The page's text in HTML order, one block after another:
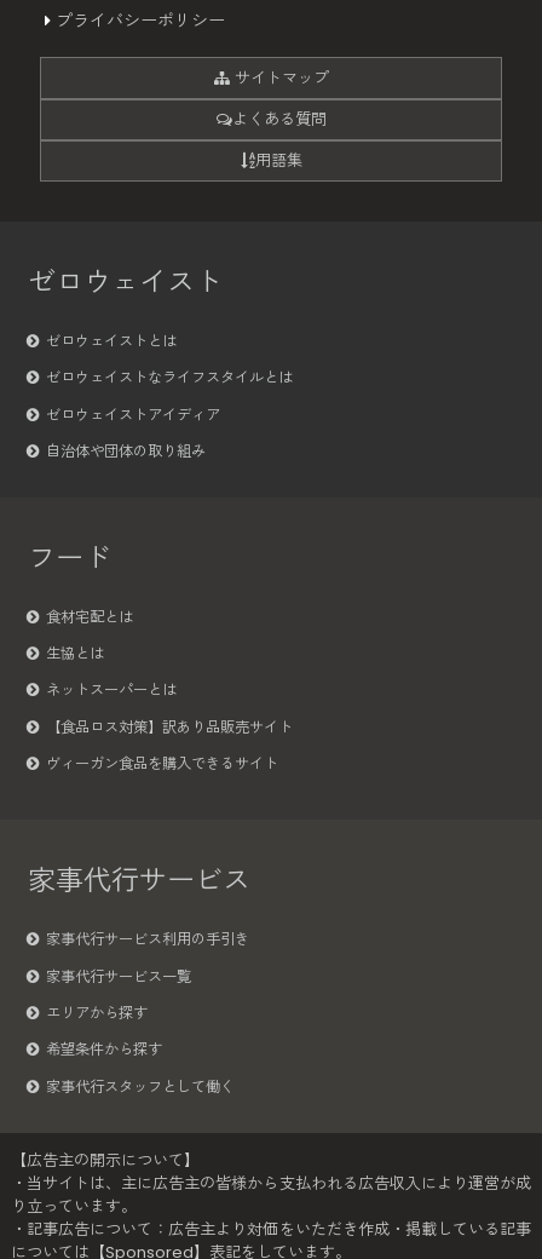
プライバシーポリシー
サイトマップ
よくある質問
用語集
ゼロウェイスト
ゼロウェイストとは
ゼロウェイストなライフスタイルとは
ゼロウェイストアイディア
自治体や団体の取り組み
フード
食材宅配とは
生協とは
ネットスーパーとは
【食品ロス対策】訳あり品販売サイト
ヴィーガン食品を購入できるサイト
家事代行サービス
家事代行サービス利用の手引き
家事代行サービス一覧
エリアから探す
希望条件から探す
家事代行スタッフとして働く
【広告主の開示について】
・当サイトは、主に広告主の皆様から支払われる広告収入により運営が成
り立っています。
・記事広告について：広告主より対価をいただき作成・掲載している記事
については【Sponsored】表記をしています。